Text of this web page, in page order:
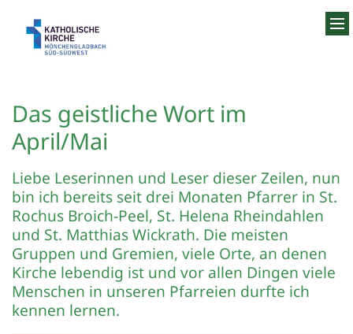
Das geistliche Wort im
April/Mai
Liebe Leserinnen und Leser dieser Zeilen, nun
bin ich bereits seit drei Monaten Pfarrer in St.
Rochus Broich-Peel, St. Helena Rheindahlen
und St. Matthias Wickrath. Die meisten
Gruppen und Gremien, viele Orte, an denen
Kirche lebendig ist und vor allen Dingen viele
Menschen in unseren Pfarreien durfte ich
kennen lernen.